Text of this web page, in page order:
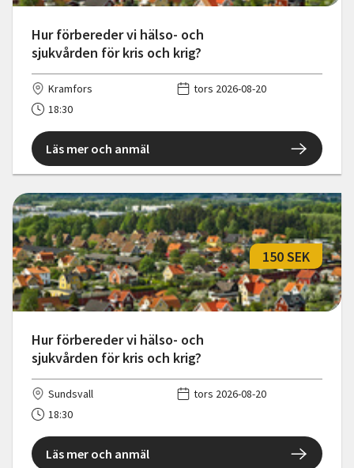
Hur förbereder vi hälso- och
sjukvården för kris och krig?
Kramfors
tors 2026-08-20
18:30
Läs mer och anmäl
Hur förbereder vi hälso- och
sjukvården för kris och krig?
150 SEK
Sundsvall
tors 2026-08-20
18:30
Läs mer och anmäl